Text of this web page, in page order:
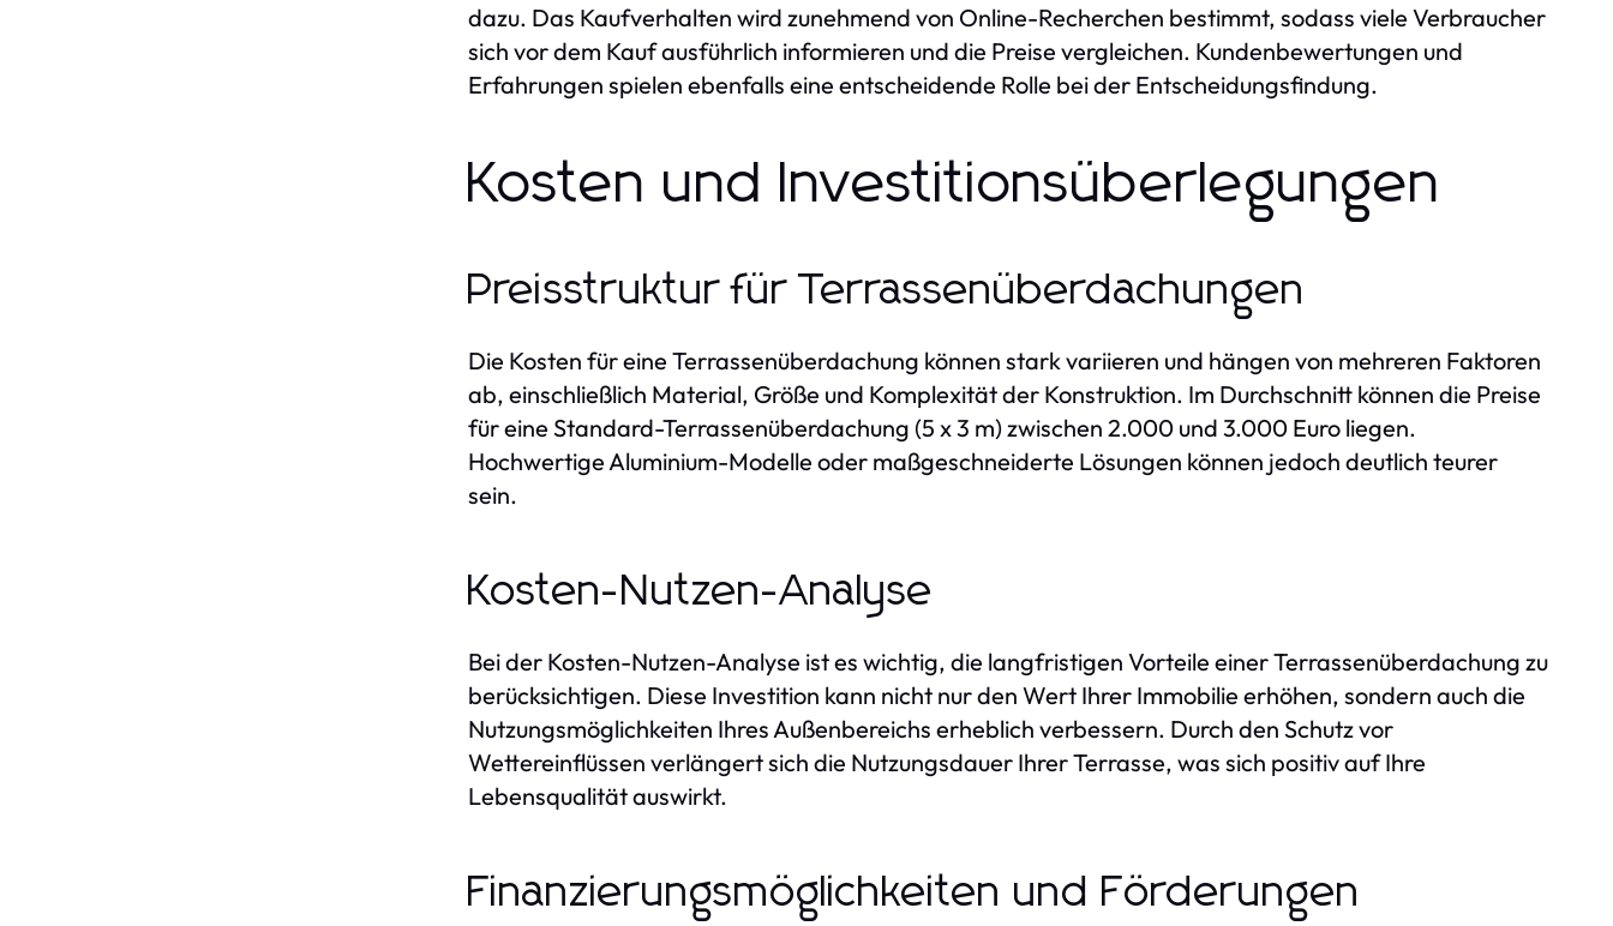
dazu. Das Kaufverhalten wird zunehmend von Online-Recherchen bestimmt, sodass viele Verbraucher
sich vor dem Kauf ausführlich informieren und die Preise vergleichen. Kundenbewertungen und
Erfahrungen spielen ebenfalls eine entscheidende Rolle bei der Entscheidungsfindung.
Kosten und Investitionsüberlegungen
Preisstruktur für Terrassenüberdachungen
Die Kosten für eine Terrassenüberdachung können stark variieren und hängen von mehreren Faktoren
ab, einschließlich Material, Größe und Komplexität der Konstruktion. Im Durchschnitt können die Preise
für eine Standard-Terrassenüberdachung (5 x 3 m) zwischen 2.000 und 3.000 Euro liegen.
Hochwertige Aluminium-Modelle oder maßgeschneiderte Lösungen können jedoch deutlich teurer
sein.
Kosten-Nutzen-Analyse
Bei der Kosten-Nutzen-Analyse ist es wichtig, die langfristigen Vorteile einer Terrassenüberdachung zu
berücksichtigen. Diese Investition kann nicht nur den Wert Ihrer Immobilie erhöhen, sondern auch die
Nutzungsmöglichkeiten Ihres Außenbereichs erheblich verbessern. Durch den Schutz vor
Wettereinflüssen verlängert sich die Nutzungsdauer Ihrer Terrasse, was sich positiv auf Ihre
Lebensqualität auswirkt.
Finanzierungsmöglichkeiten und Förderungen